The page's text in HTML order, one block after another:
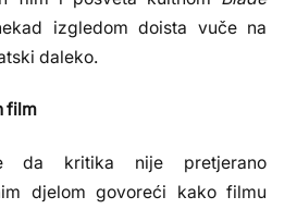
izgledom doista vuče na
daleko.
film
da kritika nije pretjerano
djelom govoreći kako filmu